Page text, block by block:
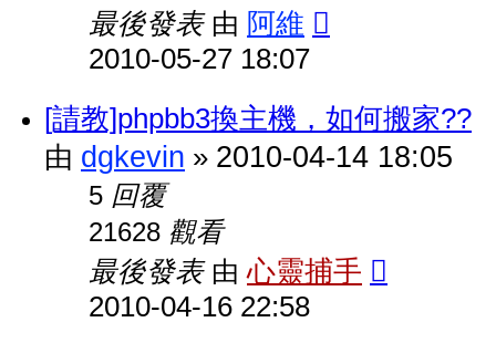
最後發表 由 阿維
2010-05-27 18:07
[請教]phpbb3換主機，如何搬家??
由 dgkevin » 2010-04-14 18:05
5 回覆
21628 觀看
最後發表 由心靈捕手
2010-04-16 22:58